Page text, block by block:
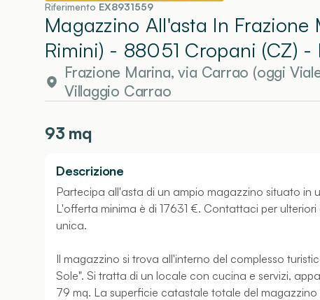
Riferimento EX8931559
Magazzino All'asta In
Rimini) - 88051 Cropani (CZ) -
Frazione Marina, via Carrao (oggi
Villaggio Carrao
93 mq
Descrizione
Partecipa all'asta di un ampio magazzino situato in
L'offerta minima è di 17631 €. Contattaci per
unica.
Il magazzino si trova all'interno del complesso
Sole". Si tratta di un locale con cucina e servizi,
79 mq. La superficie catastale totale del